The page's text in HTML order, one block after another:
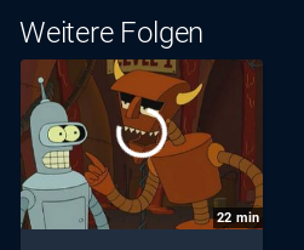
Weitere Folgen
22 min